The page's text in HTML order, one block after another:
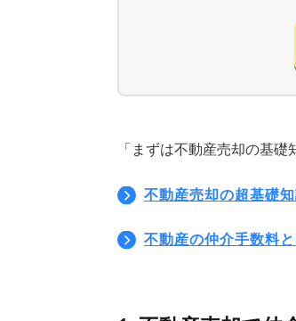
「まずは不動産売却の基
不動産売却の超基礎
不動産の仲介手数料